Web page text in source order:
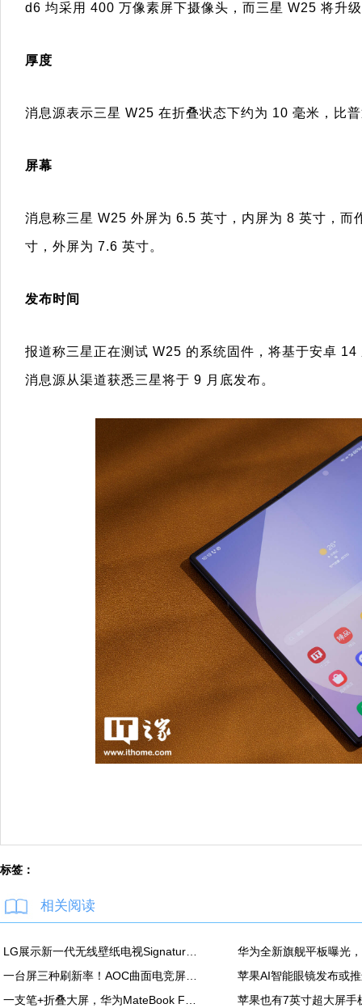
d6 均采用 400 万像素屏下摄像头，而三星 W25 将升
厚度
消息源表示三星 W25 在折叠状态下约为 10 毫米，比
屏幕
消息称三星 W25 外屏为 6.5 英寸，内屏为 8 英寸，
寸，外屏为 7.6 英寸。
发布时间
报道称三星正在测试 W25 的系统固件，将基于安卓
消息源从渠道获悉三星将于 9 月底发布。
标签：
相关阅读